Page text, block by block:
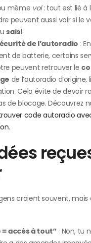
même vol: tout est lié à
peuvent aussi voir si le
saisi.
de l’autoradio :
de batterie, certains
peuvent retrouver le
de l’autoradio
Cela évite de devoir
de blocage. Découvrez
code autoradio
.
croient souvent, mais
accès à tout” : Non, tu